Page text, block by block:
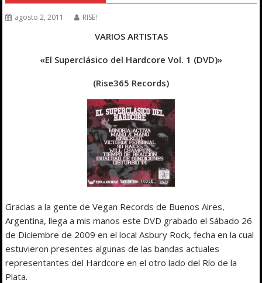
agosto 2, 2011 RISE!
VARIOS ARTISTAS
«El Superclásico del Hardcore Vol. 1 (DVD)»
(Rise365 Records)
Gracias a la gente de Vegan Records de Buenos Aires,
Argentina, llega a mis manos este DVD grabado el Sábado 26
de Diciembre de 2009 en el local Asbury Rock, fecha en la cual
estuvieron presentes algunas de las bandas actuales
representantes del Hardcore en el otro lado del Río de la
Plata.